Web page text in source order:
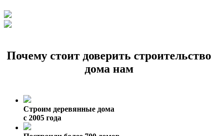
Почему стоит доверить строительство
дома нам
Строим деревянные дома
с 2005 года